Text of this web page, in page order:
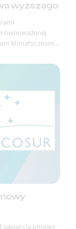
wyższego
klimatycznym i
z rewolucji
zawarcia umowy